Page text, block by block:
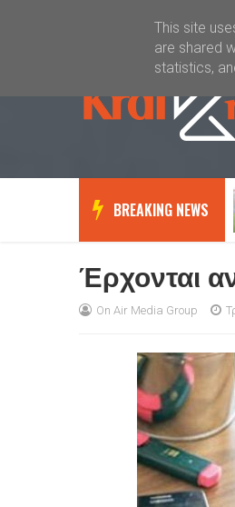
Καλώς ήλθατε Kral News
BREAKING NEWS
Κώστας Ανυφαντάκης:
«Ο ΑΟΞ είναι πολύ μεγάλη
ομάδα – 12ος παίκτης μας είναι
Έρχονται
On Air Media Group
This site
are shared
statistics,